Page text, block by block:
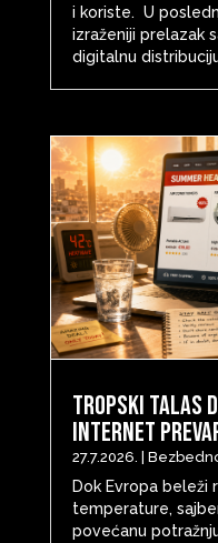
i koriste. U
izraženiji prelazak
digitalnu
Tropski talas
internet
27.7.2026.
Dok Evropa beleži
temperature,
povećanu